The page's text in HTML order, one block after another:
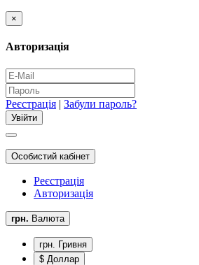
×
Авторизація
Реєстрація | Забули пароль?
Особистий кабінет
Реєстрація
Авторизація
грн. Валюта
грн. Гривня
$ Доллар